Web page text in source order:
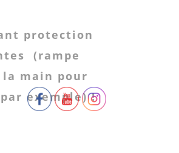
protection
(rampe
main pour
exemple) !